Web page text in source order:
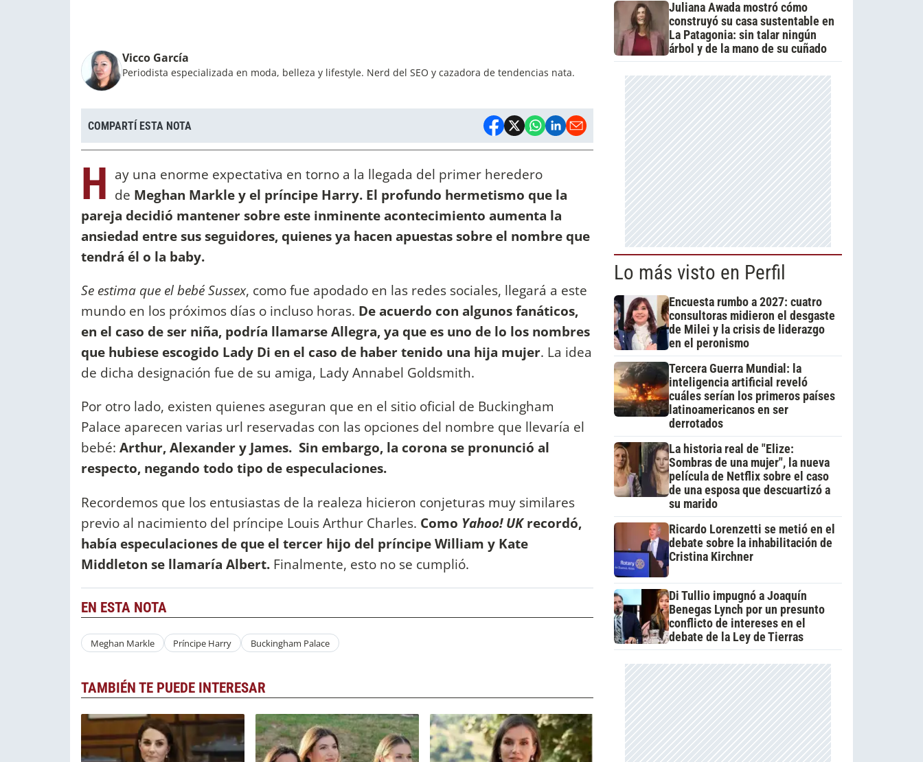
Vicco García
Periodista especializada en moda, belleza y lifestyle. Nerd del SEO y cazadora de tendencias nata.
COMPARTÍ ESTA NOTA
H ay una enorme expectativa en torno a la llegada del primer heredero
de Meghan Markle y el príncipe Harry. El profundo hermetismo que la
pareja decidió mantener sobre este inminente acontecimiento aumenta la
ansiedad entre sus seguidores, quienes ya hacen apuestas sobre el nombre que
tendrá él o la baby.
Se estima que el bebé Sussex, como fue apodado en las redes sociales, llegará a este
mundo en los próximos días o incluso horas. De acuerdo con algunos fanáticos,
en el caso de ser niña, podría llamarse Allegra, ya que es uno de lo los nombres
que hubiese escogido Lady Di en el caso de haber tenido una hija mujer. La idea
de dicha designación fue de su amiga, Lady Annabel Goldsmith.
Por otro lado, existen quienes aseguran que en el sitio oficial de Buckingham
Palace aparecen varias url reservadas con las opciones del nombre que llevaría el
bebé: Arthur, Alexander y James. Sin embargo, la corona se pronunció al
respecto, negando todo tipo de especulaciones.
Recordemos que los entusiastas de la realeza hicieron conjeturas muy similares
previo al nacimiento del príncipe Louis Arthur Charles. Como Yahoo! UKrecordó,
había especulaciones de que el tercer hijo del príncipe William y Kate
Middleton se llamaría Albert. Finalmente, esto no se cumplió.
EN ESTA NOTA
Meghan Markle Príncipe Harry Buckingham Palace
TAMBIÉN TE PUEDE INTERESAR
Juliana Awada mostró cómo
construyó su casa sustentable en
La Patagonia: sin talar ningún
árbol y de la mano de su cuñado
Lo más visto en Perfil
Encuesta rumbo a 2027: cuatro
consultoras midieron el desgaste
de Milei y la crisis de liderazgo
en el peronismo
Tercera Guerra Mundial: la
inteligencia artificial reveló
cuáles serían los primeros países
latinoamericanos en ser
derrotados
La historia real de "Elize:
Sombras de una mujer", la nueva
película de Netflix sobre el caso
de una esposa que descuartizó a
su marido
Ricardo Lorenzetti se metió en el
debate sobre la inhabilitación de
Cristina Kirchner
Di Tullio impugnó a Joaquín
Benegas Lynch por un presunto
conflicto de intereses en el
debate de la Ley de Tierras